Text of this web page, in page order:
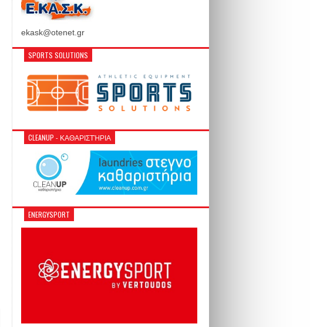
ekask@otenet.gr
SPORTS SOLUTIONS
CLEANUP - ΚΑΘΑΡΙΣΤΉΡΙΑ
ENERGYSPORT